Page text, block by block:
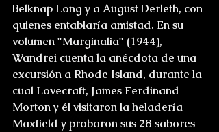
Belknap Long y a August Derleth, con
quienes entablaría amistad. En su
volumen "Marginalia" (1944),
Wandrei cuenta la anécdota de una
excursión a Rhode Island, durante la
cual Lovecraft, James Ferdinand
Morton y él visitaron la heladería
Maxfield y probaron sus 28 sabores